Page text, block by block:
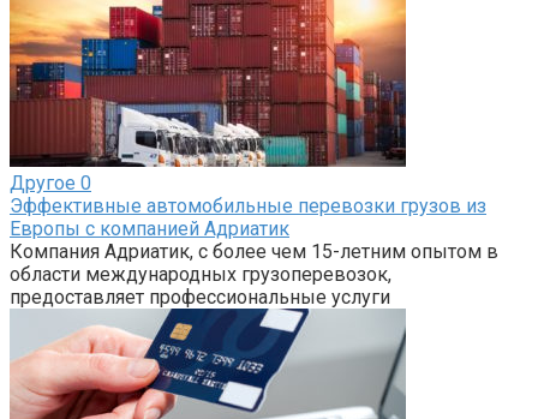
Другое 0
Эффективные автомобильные перевозки грузов из
Европы с компанией Адриатик
Компания Адриатик, с более чем 15-летним опытом в
области международных грузоперевозок,
предоставляет профессиональные услуги